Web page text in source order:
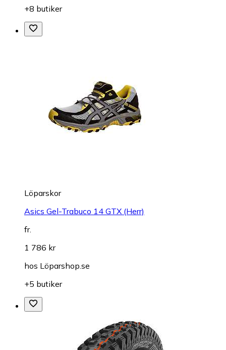
+8 butiker
Löparskor
Asics Gel-Trabuco 14 GTX (Herr)
fr.
1 786 kr
hos Löparshop.se
+5 butiker